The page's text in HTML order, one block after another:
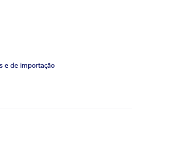
e de importação